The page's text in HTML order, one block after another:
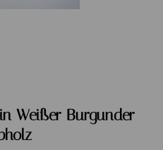
Weißer Burgunder